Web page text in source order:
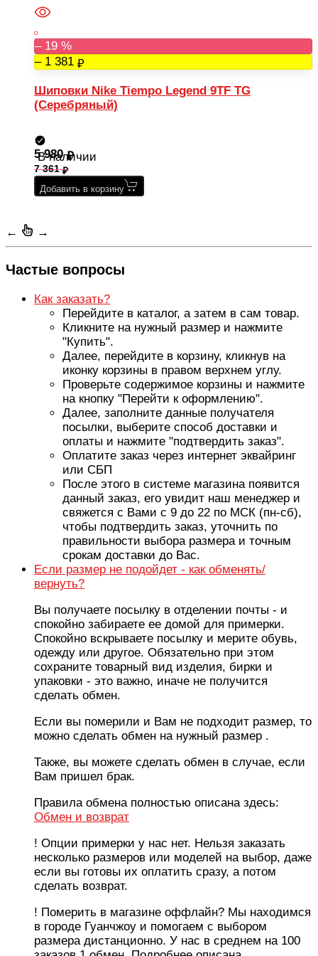
– 19 %
– 1 381
Шиповки Nike Tiempo Legend 9TF TG
(Серебряный)
В наличии
5 980
7 361
Добавить в корзину
← →
Частые вопросы
Как заказать?
Перейдите в каталог, а затем в сам товар.
Кликните на нужный размер и нажмите
"Купить".
Далее, перейдите в корзину, кликнув на
иконку корзины в правом верхнем углу.
Проверьте содержимое корзины и нажмите
на кнопку "Перейти к оформлению".
Далее, заполните данные получателя
посылки, выберите способ доставки и
оплаты и нажмите "подтвердить заказ".
Оплатите заказ через интернет эквайринг
или СБП
После этого в системе магазина появится
данный заказ, его увидит наш менеджер и
свяжется с Вами с 9 до 22 по МСК (пн-сб),
чтобы подтвердить заказ, уточнить по
правильности выбора размера и точным
срокам доставки до Вас.
Если размер не подойдет - как обменять/
вернуть?
Вы получаете посылку в отделении почты - и
спокойно забираете ее домой для примерки.
Спокойно вскрываете посылку и мерите обувь,
одежду или другое. Обязательно при этом
сохраните товарный вид изделия, бирки и
упаковки - это важно, иначе не получится
сделать обмен.
Если вы померили и Вам не подходит размер, то
можно сделать обмен на нужный размер .
Также, вы можете сделать обмен в случае, если
Вам пришел брак.
Правила обмена полностью описана здесь:
Обмен и возврат
! Опции примерки у нас нет. Нельзя заказать
несколько размеров или моделей на выбор, даже
если вы готовы их оплатить сразу, а потом
сделать возврат.
! Померить в магазине оффлайн? Мы находимся
в городе Гуанчжоу и помогаем с выбором
размера дистанционно. У нас в среднем на 100